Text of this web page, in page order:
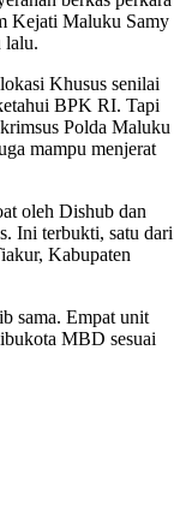
Kejati Maluku Samy
lalu.
Khusus senilai
BPK RI. Tapi
Polda Maluku
mampu menjerat
oleh Dishub dan
Ini terbukti, satu dari
Kabupaten
sama. Empat unit
MBD sesuai